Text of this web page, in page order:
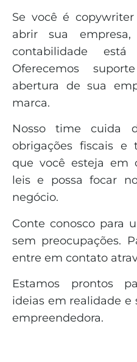
Se você é
abrir sua
contabilidade
Oferecemos
abertura de sua
marca.
Nosso time cuida
obrigações fiscais e
que você esteja em
leis e possa focar
negócio.
Conte conosco para
sem preocupações.
entre em contato
Estamos prontos
ideias em realidade e
empreendedora.